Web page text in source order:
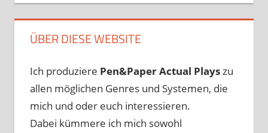
ÜBER DIESE WEBSITE
Ich produziere Pen&PaperActual Playszu
allen möglichen Genres und Systemen, die
mich und oder euch interessieren.
Dabei kümmere ich mich sowohl